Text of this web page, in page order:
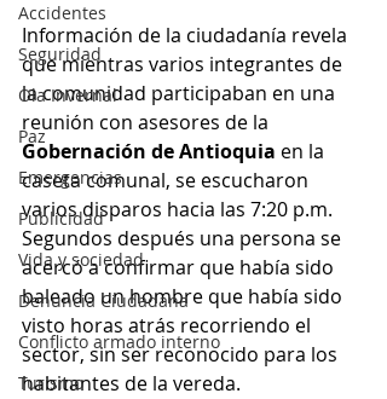
Accidentes
Seguridad
Ola Invernal
Paz
Emergencias
Publicidad
Vida y sociedad
Denuncia Ciudadana
Conflicto armado interno
Turismo
Información de la ciudadanía revela
que mientras varios integrantes de
la comunidad participaban en una
reunión con asesores de la
Gobernación de Antioquia en la
caseta comunal, se escucharon
varios disparos hacia las 7:20 p.m.
Segundos después una persona se
acercó a confirmar que había sido
baleado un hombre que había sido
visto horas atrás recorriendo el
sector, sin ser reconocido para los
habitantes de la vereda.